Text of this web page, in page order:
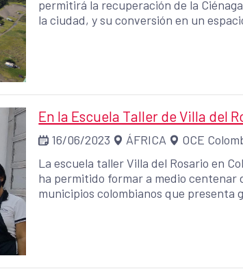
permitirá la recuperación de la
la ciudad, y su conversión en un
En la Escuela Taller de Villa del
16/06/2023 ÁFRICA
OCE
La escuela taller Villa del Rosario en
ha permitido formar a medio centenar
municipios colombianos que presenta